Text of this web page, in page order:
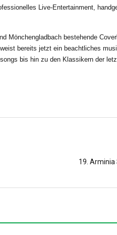
Live-Entertainment,
Mönchengladbach bestehende
bereits jetzt ein beachtliches
bis hin zu den Klassikern der
19. Arminia